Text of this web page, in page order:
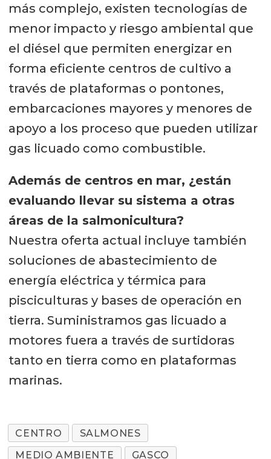
más complejo, existen tecnologías de
menor impacto y riesgo ambiental que
el diésel que permiten energizar en
forma eficiente centros de cultivo a
través de plataformas o pontones,
embarcaciones mayores y menores de
apoyo a los proceso que pueden utilizar
gas licuado como combustible.
Además de centros en mar, ¿están
evaluando llevar su sistema a otras
áreas de la salmonicultura?
Nuestra oferta actual incluye también
soluciones de abastecimiento de
energía eléctrica y térmica para
pisciculturas y bases de operación en
tierra. Suministramos gas licuado a
motores fuera a través de surtidoras
tanto en tierra como en plataformas
marinas.
CENTRO
SALMONES
MEDIO AMBIENTE
GASCO